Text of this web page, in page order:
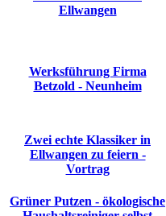
Ellwangen
Werksführung Firma
Betzold - Neunheim
Zwei echte Klassiker in
Ellwangen zu feiern -
Vortrag
Grüner Putzen - ökologische